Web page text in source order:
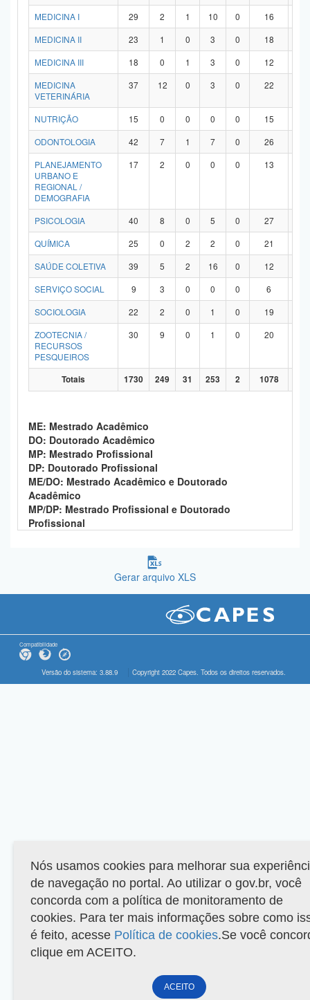
MEDICINA I
29 2 1 10 0 16
MEDICINA II
23 1 0 3 0 18
MEDICINA III
18 0 1 3 0 12
MEDICINA
VETERINÁRIA
37 12 0 3 0 22
NUTRIÇÃO 15 0 0 0 0 15
ODONTOLOGIA
42 7 1 7 0 26
PLANEJAMENTO
URBANO E
REGIONAL /
DEMOGRAFIA
17 2 0 0 0 13
PSICOLOGIA 40 8 0 5 0 27
QUÍMICA
25 0 2 2 0 21
SAÚDE COLETIVA
39 5 2 16 0 12
SERVIÇO SOCIAL
9 3 0 0 0 6
SOCIOLOGIA
22 2 0 1 0 19
ZOOTECNIA /
RECURSOS
PESQUEIROS
30 9 0 1 0 20
Totais 1730 249 31 253 2 1078
ME: Mestrado Acadêmico
DO: Doutorado Acadêmico
MP: Mestrado Profissional
DP: Doutorado Profissional
ME/DO: Mestrado Acadêmico e Doutorado
Acadêmico
MP/DP: Mestrado Profissional e Doutorado
Profissional
Gerar arquivo XLS
Compatibilidade
Versão do sistema: 3.88.9 Copyright 2022 Capes. Todos os direitos reservados.
Nós usamos cookies para melhorar sua
de navegação no portal. Ao utilizar o gov.br, você
concorda com a política de monitoramento de
cookies. Para ter mais informações sobre como
é feito, acesse Política de cookies.Se você
clique em ACEITO.
ACEITO